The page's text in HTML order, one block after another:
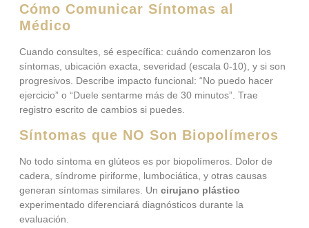
Cómo Comunicar Síntomas al
Médico
Cuando consultes, sé específica: cuándo comenzaron los
síntomas, ubicación exacta, severidad (escala 0-10), y si son
progresivos. Describe impacto funcional: “No puedo hacer
ejercicio” o “Duele sentarme más de 30 minutos”. Trae
registro escrito de cambios si puedes.
Síntomas que NO Son Biopolímeros
No todo síntoma en glúteos es por biopolímeros. Dolor de
cadera, síndrome piriforme, lumbociática, y otras causas
generan síntomas similares. Un cirujano plástico
experimentado diferenciará diagnósticos durante la
evaluación.